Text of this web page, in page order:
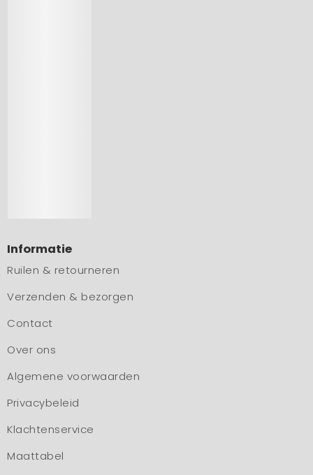
Informatie
Ruilen & retourneren
Verzenden & bezorgen
Contact
Over ons
Algemene voorwaarden
Privacybeleid
Klachtenservice
Maattabel